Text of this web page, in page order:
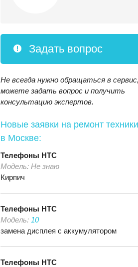
Задать вопрос
Не всегда нужно обращаться в
можете задать вопрос и получить
консультацию экспертов.
Новые заявки на ремонт
в Москве:
Телефоны HTC
Модель: Не знаю
Кирпич
Телефоны HTC
Модель: 10
замена дисплея с аккумулятором
Телефоны HTC